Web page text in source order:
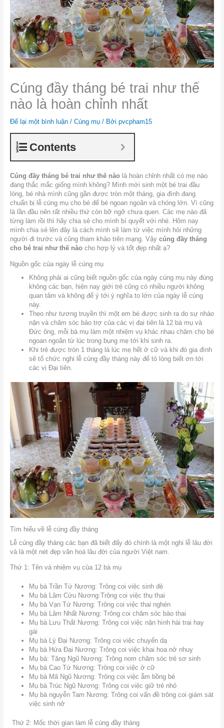
Cúng đầy tháng bé trai như thế
nào là hoàn chỉnh nhất
Để lại một bình luận / Cúng mụ/ Bởi pvcpham15
Contents
Cúng đầy tháng bé trai như thế nàolà hoàn chỉnh nhất có mẹ nào
đang thắc mắc giống mình không? Mình mới sinh một bé trai đầu
lòng, bé nhà mình cũng gần được tròn một tháng, gia đình đang
chuẩn bị lễ cúng mụ cho bé để bé ngoan ngoãn và chóng lớn. Vì cũng
là lần đầu nên rất nhiều thứ còn bỡ ngỡ chưa quen. Các mẹ nào đã
từng làm rồi thì hãy chia sẻ cho mình bí quyết với nhé. Hôm nay
mình chia sẻ lên đây là cách mình sẽ làm từ việc mình hỏi những
người đi trước và cũng tham khảo trên mạng. Vậycúng đầy tháng
cho bé trai như thế nàocho hợp lý và tốt đẹp nhất ạ?
Nguồn gốc của ngày lễ cúng mụ
Không phải ai cũng biết nguồn gốc của ngày cúng mụ này đúng
không các bạn, hiện nay giới trẻ cũng có nhiều người không
quan tâm và không để ý tới ý nghĩa to lớn của ngày lễ cúng
này.
Theo như tương truyền thì một em bé được sinh ra do sự nhào
nặn và chăm sóc bảo trợ của các vị đại tiên là 12 bà mụ và
Đức ông, mỗi bà mụ làm một nhiệm vụ khác nhau chăm cho bé
ngoan ngoãn từ lúc trong bụng mẹ tới khi sinh ra.
Khi trẻ được tròn 1 tháng là lúc mẹ hết ở cữ và khi đó gia đình
sẽ tổ chức nghi lễ cúng đầy tháng này để tỏ lòng biết ơn tới
các vị Đại tiên.
Tìm hiểu về lễ cúng đầy tháng
Lễ cúng đầy tháng các bạn đã biết đấy đó chính là một nghi lễ lâu đời
và là một nét đẹp văn hoá lâu đời của người Việt nam.
Thứ 1: Tên và nhiệm vụ của 12 bà mụ
Mụ bà Trần Tứ Nương: Trông coi việc sinh đẻ
Mụ bà Lâm Cửu Nương:Trông coi việc thụ thai
Mụ bà Vạn Tứ Nương: Trông coi việc thai nghén
Mụ bà Lâm Nhất Nương: Trông coi chăm sóc bào thai
Mụ bà Lưu Thất Nương: Trông coi việc nặn hình hài trai hay
gái
Mụ bà Lý Đại Nương: Trông coi việc chuyển dạ
Mụ bà Hứa Đại Nương: Trông coi việc khai hoa nở nhuỵ
Mụ bà: Tăng Ngũ Nương: Trông nom chăm sóc trẻ sơ sinh
Mụ bà Cao Tứ Nương: Trông coi việc ở cữ
Mụ bà Mã Ngũ Nương: Trông coi việc ẵm bồng bé
Mụ bà Trúc Ngũ Nương: Trông coi việc giữ trẻ nhỏ
Mụ bà nguyễn Tam Nương: Trông coi vấn đề trông coi giám sát
việc sinh nở
Thứ 2: Mốc thời gian làm lễ cúng đầy tháng